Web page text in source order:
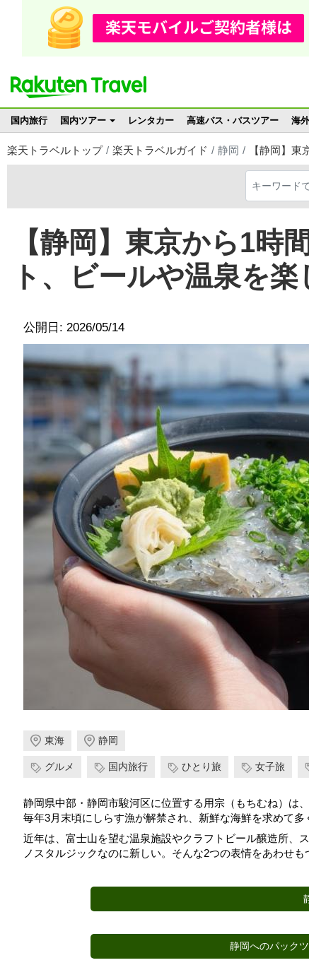
国内旅行 国内ツアー レンタカー 高速バス・バスツアー 海
楽天トラベルトップ 楽天トラベルガイド 静岡 【静岡】
【静岡】東京から1時
ト、ビールや温泉を
公開日: 2026/05/14
東海 静岡
グルメ 国内旅行 ひとり旅 女子旅
静岡県中部・静岡市駿河区に位置する用宗（もちむね）は
毎年3月末頃にしらす漁が解禁され、新鮮な海鮮を求めて
近年は、富士山を望む温泉施設やクラフトビール醸造所、
ノスタルジックなのに新しい。そんな2つの表情をあわせ
静岡へのパック